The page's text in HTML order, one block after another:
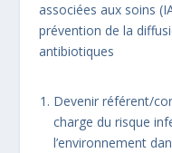
associées aux soins
prévention de la
antibiotiques
Devenir référent/
charge du risque
l’environnement